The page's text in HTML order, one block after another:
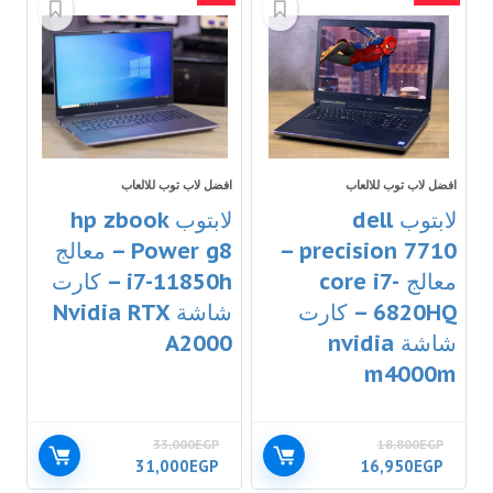
افضل لاب توب للالعاب
لابتوب dell
precision 7710 –
معالج core i7-
6820HQ – كارت
شاشة nvidia
m4000m
18,800EGP
16,950EGP
افضل لاب توب للالعاب
لابتوب hp zbook
Power g8 – معالج
i7-11850h – كارت
شاشة Nvidia RTX
A2000
33,000EGP
31,000EGP